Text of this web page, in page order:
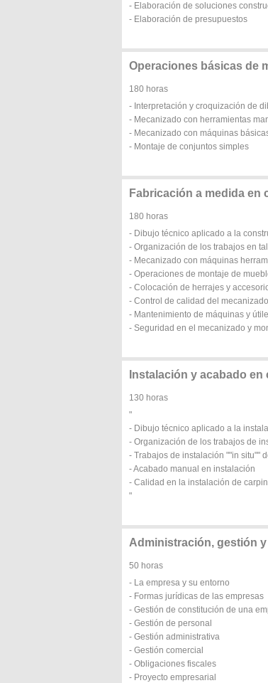
- Elaboración de soluciones
- Elaboración de presupuestos
Operaciones básicas de
180 horas
- Interpretación y croquización de
- Mecanizado con herramientas
- Mecanizado con máquinas
- Montaje de conjuntos simples
Fabricación a medida en
180 horas
- Dibujo técnico aplicado a la
- Organización de los trabajos en
- Mecanizado con máquinas
- Operaciones de montaje de
- Colocación de herrajes y
- Control de calidad del
- Mantenimiento de máquinas y
- Seguridad en el mecanizado y
Instalación y acabado
130 horas
"
- Dibujo técnico aplicado a la
- Organización de los trabajos de
- Trabajos de instalación ""in situ""
- Acabado manual en instalación
- Calidad en la instalación de
"
Administración, gestión
50 horas
- La empresa y su entorno
- Formas jurídicas de las empresas
- Gestión de constitución de una
- Gestión de personal
- Gestión administrativa
- Gestión comercial
- Obligaciones fiscales
- Proyecto empresarial